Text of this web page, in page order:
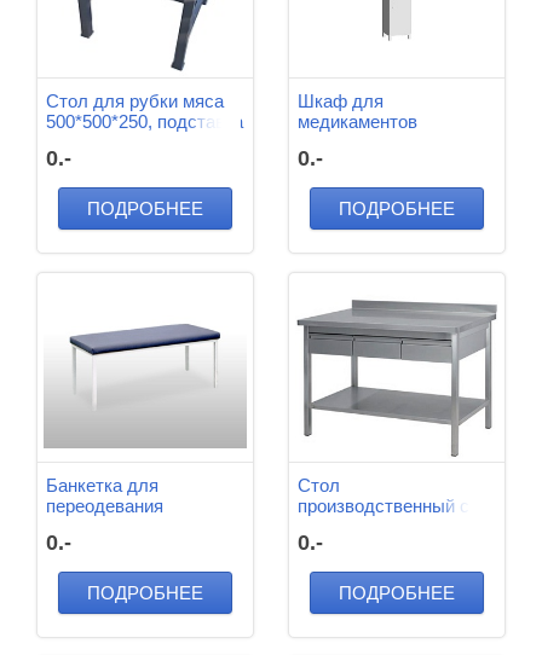
Стол для рубки мяса
500*500*250, подставка
800*800*400
0.-
ПОДРОБНЕЕ
Шкаф для
медикаментов
(Серый), ЛДСП
(Пепел),Полки и
верхняя дверца
Стекло
0.-
ПОДРОБНЕЕ
Банкетка для
переодевания
ЛДСП)
0.-
ПОДРОБНЕЕ
Стол
производственный с
ящиками 1160*600*870
мм М/К, Нержавеющая
сталь
0.-
ПОДРОБНЕЕ